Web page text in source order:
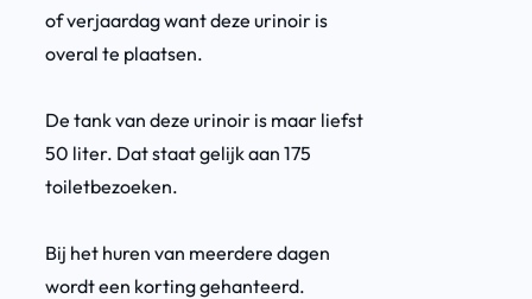
of verjaardag want deze urinoir is
overal te plaatsen.
De tank van deze urinoir is maar liefst
50 liter. Dat staat gelijk aan 175
toiletbezoeken.
Bij het huren van meerdere dagen
wordt een korting gehanteerd.